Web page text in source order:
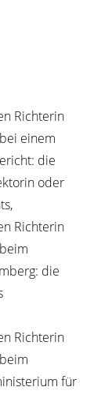
Richterin
einem
die
oder
Richterin
die
Richterin
für